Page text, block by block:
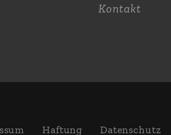
Kontakt
Haftung Daten­schutz